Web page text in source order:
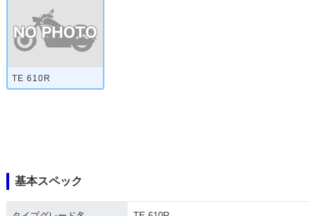
TE 610R
基本スペック